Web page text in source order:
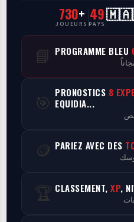
CasaCourses Pro
Resultats/Rapport CPCs
Discussion
Programmes
730+
JOUEURS
49
PAYS
📘 PROGRAMME BLEU
🎯 PRONOSTICS 8
EQUIDIA...
🪙 PARIEZ AVEC DES
🏆 CLASSEMENT, XP,